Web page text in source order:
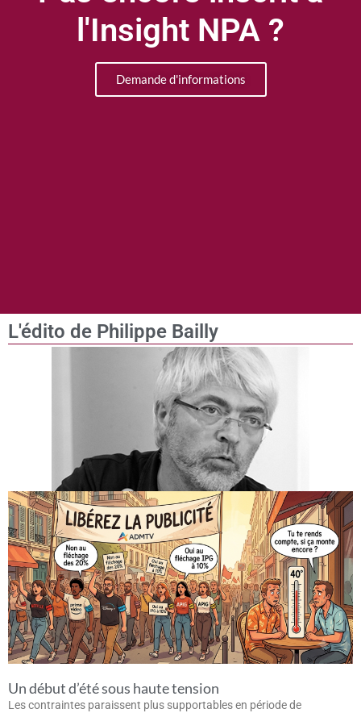
l'Insight NPA ?
Demande d'informations
L'édito de Philippe Bailly
Un début d’été sous haute tension
Les contraintes paraissent plus supportables en période de